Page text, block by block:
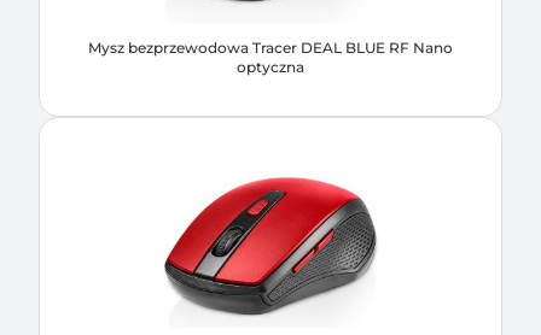
Mysz bezprzewodowa Tracer DEAL BLUE RF Nano
optyczna